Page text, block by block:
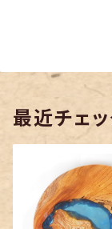
最近チェ